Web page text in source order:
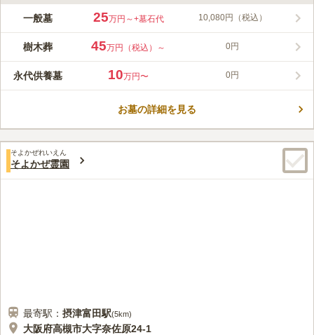
一般墓 25万円～+墓石代 10,080円（税込）
樹木葬 45万円（税込）～ 0円
永代供養墓 10万円〜 0円
お墓の詳細を見る
そよかぜれいえん
そよかぜ霊園
最寄駅： 摂津富田駅(5km)
大阪府高槻市大字奈佐原24-1